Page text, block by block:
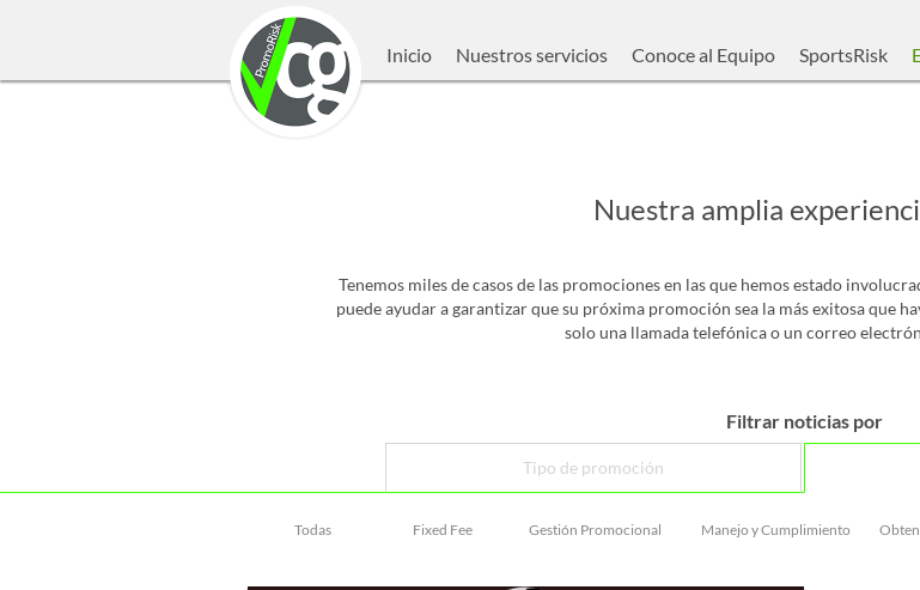
Inicio Nuestros servicios Conoce al Equipo SportsRisk
Nuestra amplia
Tenemos miles de casos de las promociones en las que hemos estado
puede ayudar a garantizar que su próxima promoción sea la más exitosa que
solo una llamada telefónica o un correo
Filtrar noticias por
Tipo de promoción
Todas Fixed Fee Gestión Promocional Manejo y Cumplimiento